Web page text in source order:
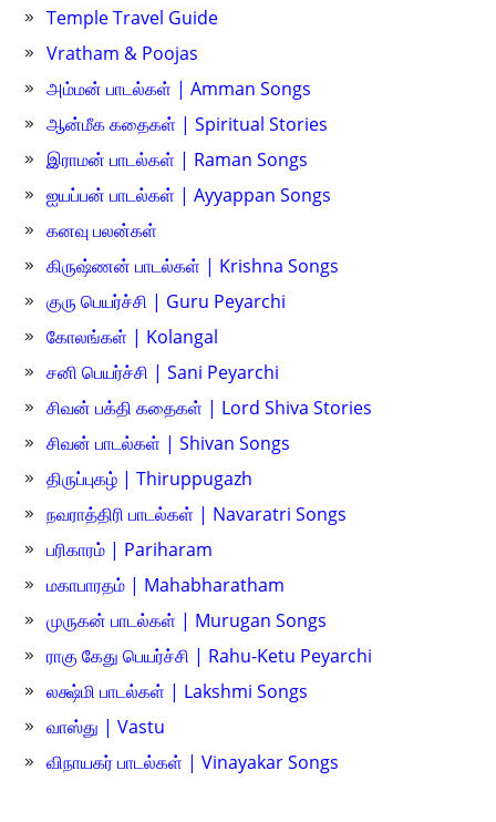
Temple Travel Guide
Vratham & Poojas
அம்மன் பாடல்கள் | Amman Songs
ஆன்மீக கதைகள் | Spiritual Stories
இராமன் பாடல்கள் | Raman Songs
ஐயப்பன் பாடல்கள் | Ayyappan Songs
கனவு பலன்கள்
கிருஷ்ணன் பாடல்கள் | Krishna Songs
குரு பெயர்ச்சி | Guru Peyarchi
கோலங்கள் | Kolangal
சனி பெயர்ச்சி | Sani Peyarchi
சிவன் பக்தி கதைகள் | Lord Shiva Stories
சிவன் பாடல்கள் | Shivan Songs
திருப்புகழ் | Thiruppugazh
நவராத்திரி பாடல்கள் | Navaratri Songs
பரிகாரம் | Pariharam
மகாபாரதம் | Mahabharatham
முருகன் பாடல்கள் | Murugan Songs
ராகு கேது பெயர்ச்சி | Rahu-Ketu Peyarchi
லக்ஷ்மி பாடல்கள் | Lakshmi Songs
வாஸ்து | Vastu
விநாயகர் பாடல்கள் | Vinayakar Songs